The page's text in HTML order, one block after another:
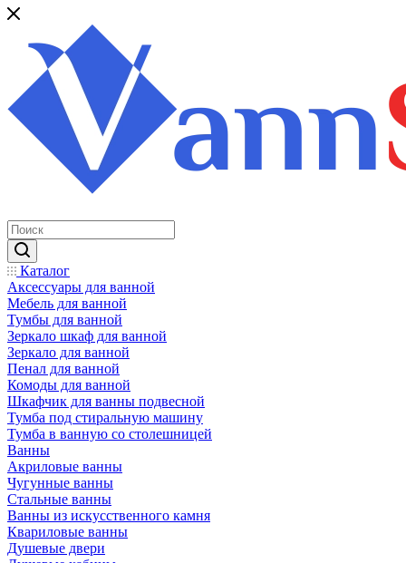
Каталог
Аксессуары для ванной
Мебель для ванной
Тумбы для ванной
Зеркало шкаф для ванной
Зеркало для ванной
Пенал для ванной
Комоды для ванной
Шкафчик для ванны подвесной
Тумба под стиральную машину
Тумба в ванную со столешницей
Ванны
Акриловые ванны
Чугунные ванны
Стальные ванны
Ванны из искусственного камня
Квариловые ванны
Душевые двери